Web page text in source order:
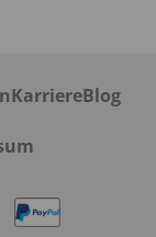
KarriereBlog